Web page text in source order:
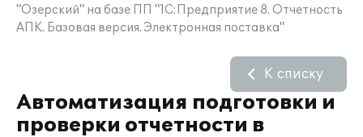
"Озерский" на базе ПП "1С:Предприятие 8. Отчетность
АПК. Базовая версия. Электронная поставка"
Автоматизация подготовки и
проверки отчетности в
К списку